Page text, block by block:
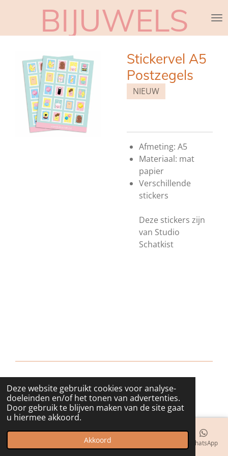
Deze website gebruikt cookies voor analyse-
doeleinden en/of het tonen van advertenties.
Door gebruik te blijven maken van de site gaat
u hiermee akkoord.
Akkoord
naar
hoofdinhoud
BIJUWELS
Stickervel A5
Postzegels
NIEUW
Afmeting: A5
Materiaal: mat
papier
Verschillende
stickers
Deze stickers zijn
van Studio
Schatkist
© 2018 - 2026 bijuwels
Telefoonnummer WhatsApp